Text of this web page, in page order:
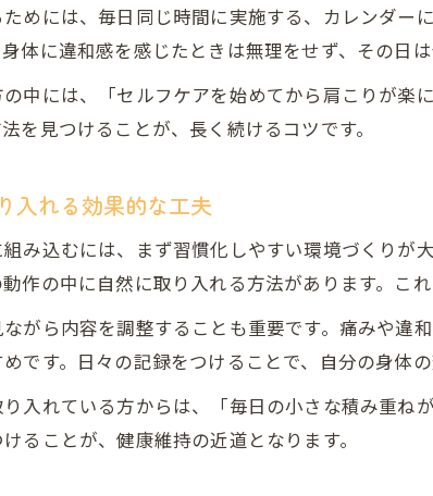
整体を長く続ける
自己ケア整体で体
整体の効果を保つた
無理なく整体を続け
めには、毎日同じ時間に実施する、カレンダ
体に違和感を感じたときは無理をせず、その日
中には、「セルフケアを始めてから肩こりが
を見つけることが、長く続けるコツです。
入れる効果的な工夫
み込むには、まず習慣化しやすい環境づくり
作の中に自然に取り入れる方法があります。こ
がら内容を調整することも重要です。痛みや
です。日々の記録をつけることで、自分の身体
入れている方からは、「毎日の小さな積み重
ることが、健康維持の近道となります。
お問い合わ
お問い合わ